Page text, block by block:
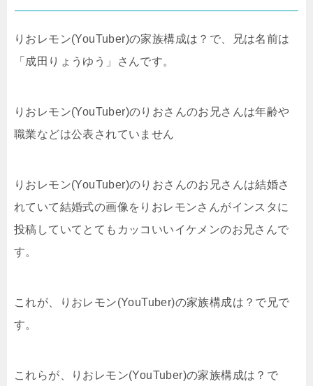
りおレモン(YouTuber)の家族構成は？で、兄は名前は
「成田りょうゆう」さんです。
りおレモン(YouTuber)のりおさんのお兄さんは年齢や
職業などは公表されていません
りおレモン(YouTuber)のりおさんのお兄さんは結婚さ
れていて結婚式の画像をりおレモンさんがインスタに
投稿していてとてもカッコいいイケメンのお兄さんで
す。
これが、りおレモン(YouTuber)の家族構成は？で兄で
す。
これらが、りおレモン(YouTuber)の家族構成は？で